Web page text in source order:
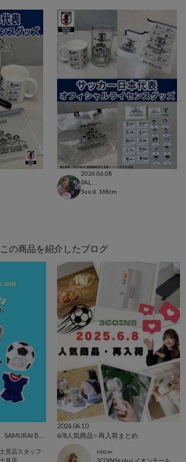
2026.06.08
Suu☺︎ 168cm
この商品を紹介したブログ
見店スタッフ
見店
2026.06.10
6/8人気商品✨再入荷まとめ
rico.w